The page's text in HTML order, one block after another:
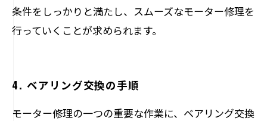
条件をしっかりと満たし、スムーズなモーター修理を
行っていくことが求められます。
4. ベアリング交換の手順
モーター修理の一つの重要な作業に、ベアリング交換